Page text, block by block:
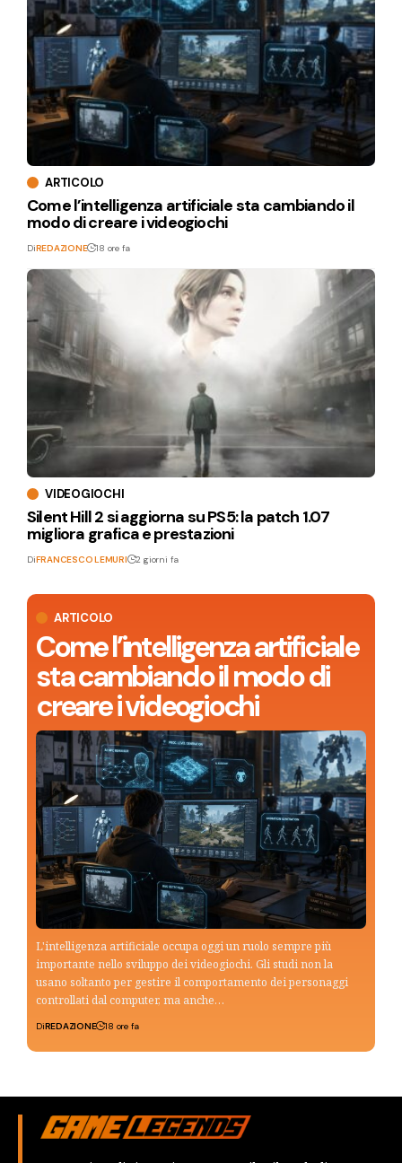
ARTICOLO
Come l’intelligenza artificiale
sta cambiando il modo di
creare i videogiochi
L'intelligenza artificiale occupa oggi un ruolo sempre più
importante nello sviluppo dei videogiochi. Gli studi non la
usano soltanto per gestire il comportamento dei personaggi
controllati dal computer, ma anche…
DiREDAZIONE 18 ore fa
ARTICOLO
Come l’intelligenza artificiale sta cambiando il
modo di creare i videogiochi
DiREDAZIONE 18 ore fa
VIDEOGIOCHI
Silent Hill 2 si aggiorna su PS5: la patch 1.07
migliora grafica e prestazioni
DiFRANCESCO LEMURI 2 giorni fa